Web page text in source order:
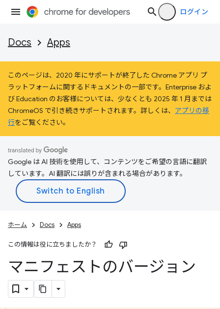
ログイン
Docs Apps
このページは、2020 年にサポートが終了した Chrome アプリ プ
ラットフォームに関するドキュメントの一部です。Enterprise およ
び Education のお客様については、少なくとも 2025 年 1 月までは
ChromeOS で引き続きサポートされます。詳しくは、 アプリの移
行をご覧ください。
Google は AI 技術を使用して、コンテンツをご希望の言語に翻訳
しています。AI 翻訳には誤りが含まれる場合があります。
ホーム Docs Apps
この情報は役に立ちましたか？
マニフェストのバージョン